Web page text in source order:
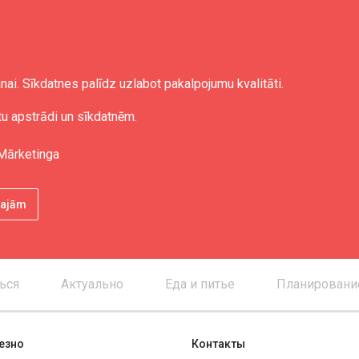
Sīkdatnes palīdz uzlabot pakalpojumu kvalitāti.
apstrādi un sīkdatnēm.
Актуально Еда и питье
Контакты